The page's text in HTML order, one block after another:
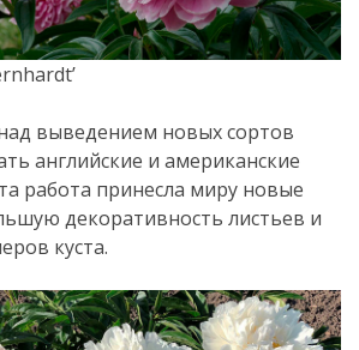
выведением новых сортов
английские и американские
работа принесла миру новые
декоративность листьев и
куста.